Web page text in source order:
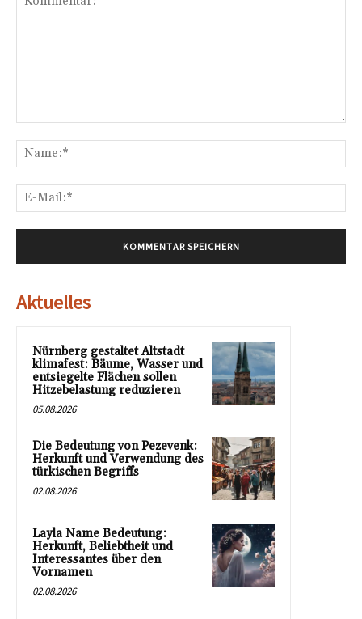
Aktuelles
Nürnberg gestaltet Altstadt
klimafest: Bäume, Wasser und
entsiegelte Flächen sollen
Hitzebelastung reduzieren
05.08.2026
Die Bedeutung von Pezevenk:
Herkunft und Verwendung des
türkischen Begriffs
02.08.2026
Layla Name Bedeutung:
Herkunft, Beliebtheit und
Interessantes über den
Vornamen
02.08.2026